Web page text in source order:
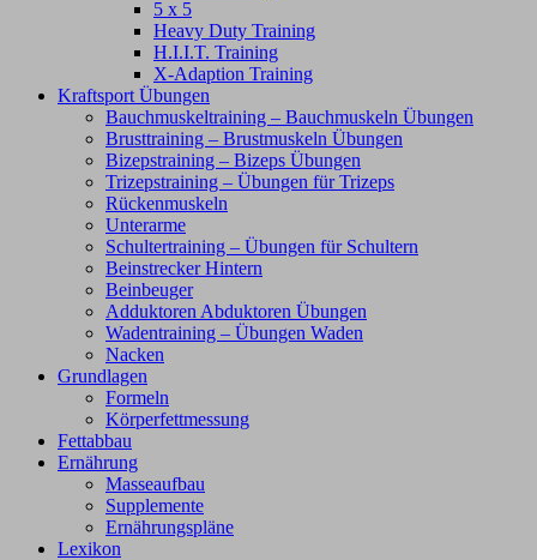
5 x 5
Heavy Duty Training
H.I.I.T. Training
X-Adaption Training
Kraftsport Übungen
Bauchmuskeltraining – Bauchmuskeln Übungen
Brusttraining – Brustmuskeln Übungen
Bizepstraining – Bizeps Übungen
Trizepstraining – Übungen für Trizeps
Rückenmuskeln
Unterarme
Schultertraining – Übungen für Schultern
Beinstrecker Hintern
Beinbeuger
Adduktoren Abduktoren Übungen
Wadentraining – Übungen Waden
Nacken
Grundlagen
Formeln
Körperfettmessung
Fettabbau
Ernährung
Masseaufbau
Supplemente
Ernährungspläne
Lexikon